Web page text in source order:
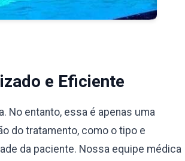
e Eficiente
No entanto, essa é apenas uma
do tratamento, como o tipo e
da paciente. Nossa equipe médica